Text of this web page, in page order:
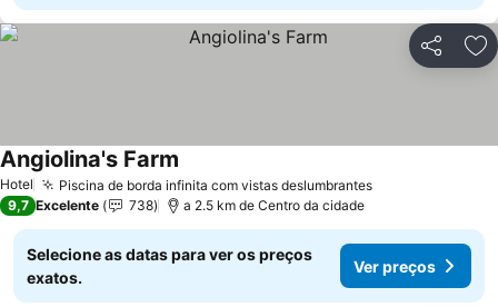
Partilhar
Hotel Piscina de borda infinita com vistas deslumbrantesVer preços
Angiolina's Farm
9,7 Excelente 738 a 2.5 km de Centro da cidade
Selecione as datas para ver os preços
exatos.
Ver preços